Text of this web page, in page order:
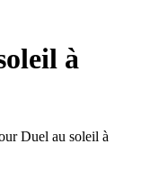
à
Duel au soleil à